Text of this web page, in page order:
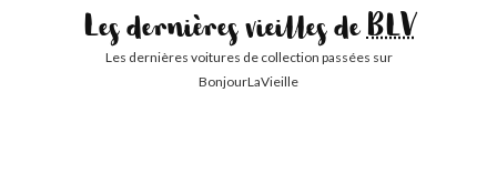
Les dernières vieilles deBLV
Les dernières voitures de collection passées sur
BonjourLaVieille